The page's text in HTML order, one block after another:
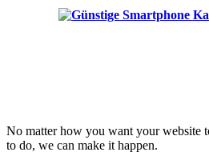
No matter how you want your website
to do, we can make it happen.